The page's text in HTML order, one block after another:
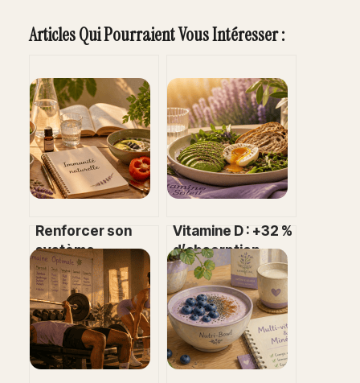
Articles Qui Pourraient Vous Intéresser :
Renforcer son
système
immunitaire : 5
piliers naturels
pour protéger sa
santé
Vitamine D : +32 %
d’absorption
grâce à un seul
réflexe
alimentaire